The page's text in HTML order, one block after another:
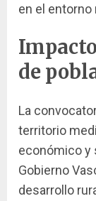
en el entorno
de
La
territorio
económico y
Gobierno
desarrollo